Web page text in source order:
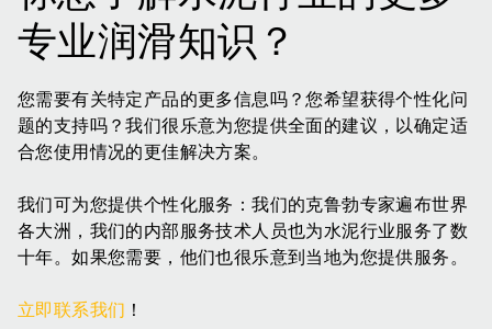
专业润滑知识？
您需要有关特定产品的更多信息吗？您希望获得个性化问
题的支持吗？我们很乐意为您提供全面的建议，以确定适
合您使用情况的更佳解决方案。
我们可为您提供个性化服务：我们的克鲁勃专家遍布世界
各大洲，我们的内部服务技术人员也为水泥行业服务了数
十年。如果您需要，他们也很乐意到当地为您提供服务。
立即联系我们 ！